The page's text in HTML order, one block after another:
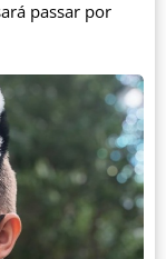
passar por